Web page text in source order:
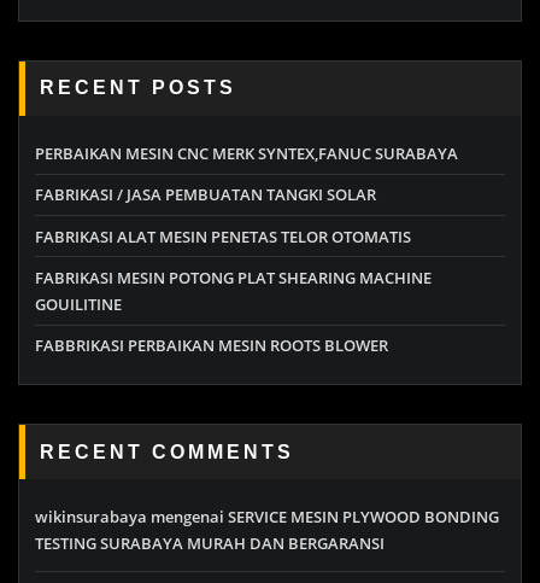
RECENT POSTS
PERBAIKAN MESIN CNC MERK SYNTEX,FANUC SURABAYA
FABRIKASI / JASA PEMBUATAN TANGKI SOLAR
FABRIKASI ALAT MESIN PENETAS TELOR OTOMATIS
FABRIKASI MESIN POTONG PLAT SHEARING MACHINE
GOUILITINE
FABBRIKASI PERBAIKAN MESIN ROOTS BLOWER
RECENT COMMENTS
wikinsurabaya mengenai SERVICE MESIN PLYWOOD BONDING
TESTING SURABAYA MURAH DAN BERGARANSI